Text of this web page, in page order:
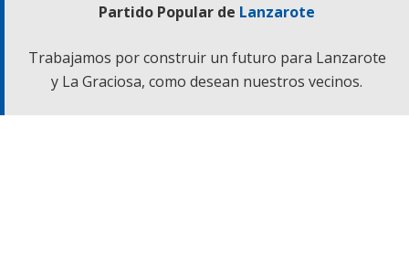
Partido Popular de Lanzarote
Trabajamos por construir un futuro para Lanzarote
y La Graciosa, como desean nuestros vecinos.